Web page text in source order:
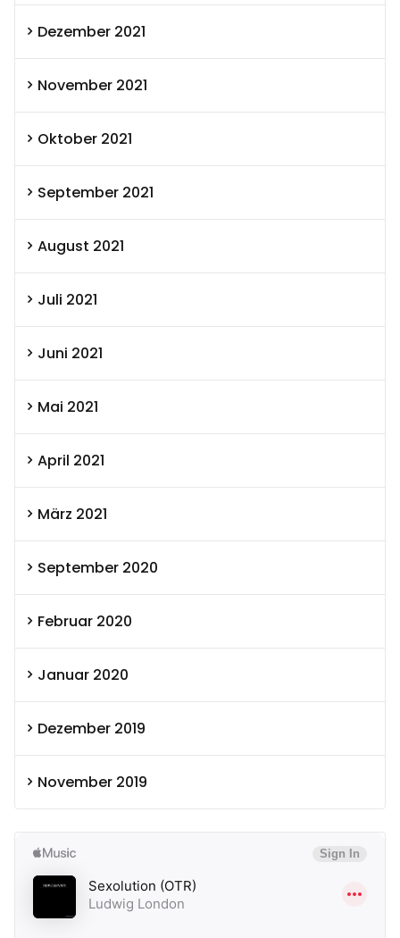
Dezember 2021
November 2021
Oktober 2021
September 2021
August 2021
Juli 2021
Juni 2021
Mai 2021
April 2021
März 2021
September 2020
Februar 2020
Januar 2020
Dezember 2019
November 2019